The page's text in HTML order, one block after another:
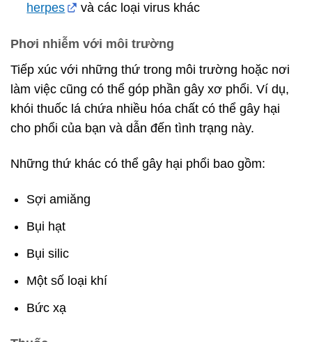
herpes
và các loại virus khác
Phơi nhiễm với môi trường
Tiếp xúc với những thứ trong môi trường hoặc nơi
làm việc cũng có thể góp phần gây xơ phổi. Ví dụ,
khói thuốc lá chứa nhiều hóa chất có thể gây hại
cho phổi của bạn và dẫn đến tình trạng này.
Những thứ khác có thể gây hại phổi bao gồm:
Sợi amiăng
Bụi hạt
Bụi silic
Một số loại khí
Bức xạ